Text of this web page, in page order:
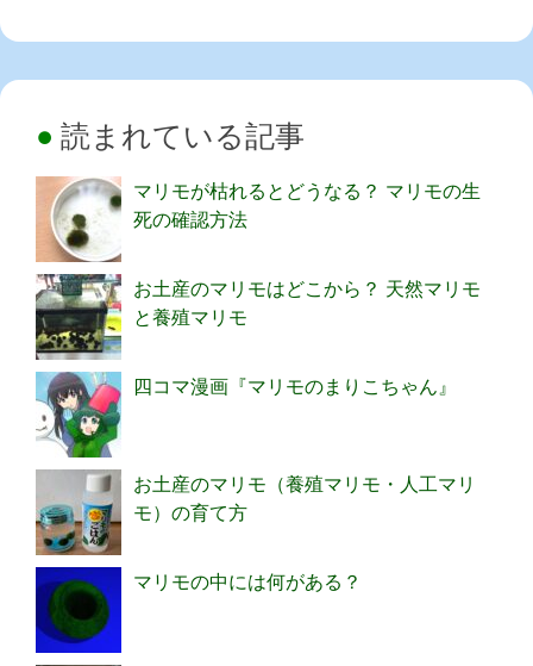
読まれている記事
マリモが枯れるとどうなる？ マリモの生
死の確認方法
お土産のマリモはどこから？ 天然マリモ
と養殖マリモ
四コマ漫画『マリモのまりこちゃん』
お土産のマリモ（養殖マリモ・人工マリ
モ）の育て方
マリモの中には何がある？